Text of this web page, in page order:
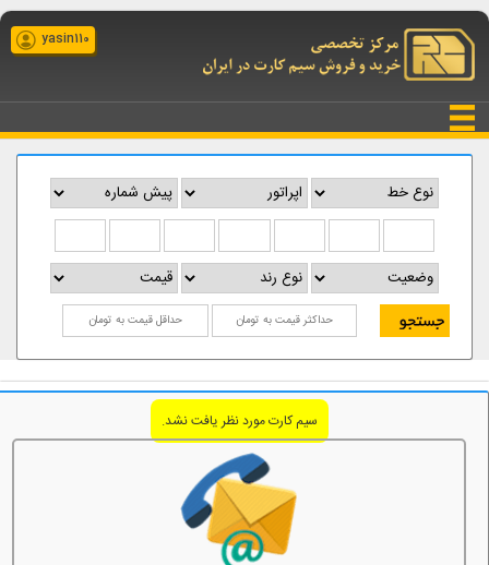
yasin110
سیم کارت مورد نظر یافت نشد.